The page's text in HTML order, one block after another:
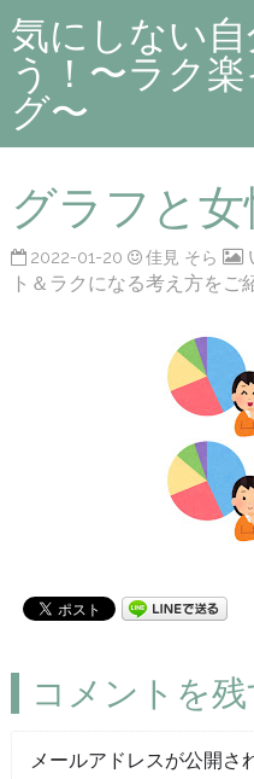
気にしない
う！〜ラク
グ〜
グラフと女
2022-01-20 佳見 そら
ト＆ラクになる考え方をご
コメントを残
メールアドレスが公開さ